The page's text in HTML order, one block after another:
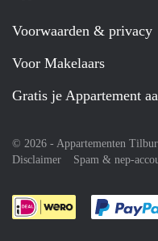
Voorwaarden & privacy
Voor Makelaars
Gratis je Appartement
© 2026 - Appartementen
Disclaimer
Spam & nep-